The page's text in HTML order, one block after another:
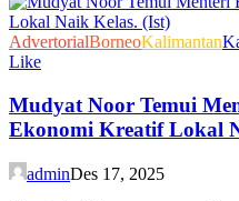
AdvertorialBorneoKalimantan
Like
Mudyat Noor Temui
Ekonomi Kreatif Lokal
adminDes 17, 2025